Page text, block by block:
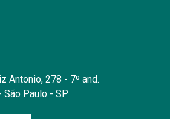
Antonio, 278 - 7º and.
São Paulo - SP